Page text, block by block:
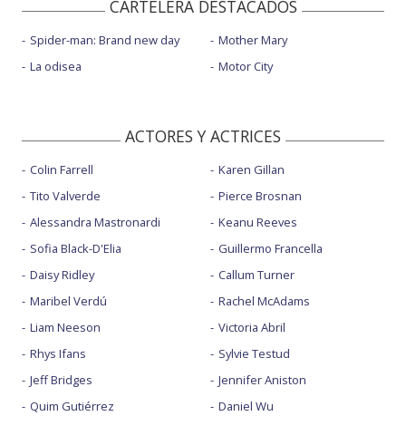
CARTELERA DESTACADOS
Spider-man: Brand new day
La odisea
Mother Mary
Motor City
ACTORES Y ACTRICES
Colin Farrell
Tito Valverde
Alessandra Mastronardi
Sofia Black-D'Elia
Daisy Ridley
Maribel Verdú
Liam Neeson
Rhys Ifans
Jeff Bridges
Quim Gutiérrez
Karen Gillan
Pierce Brosnan
Keanu Reeves
Guillermo Francella
Callum Turner
Rachel McAdams
Victoria Abril
Sylvie Testud
Jennifer Aniston
Daniel Wu